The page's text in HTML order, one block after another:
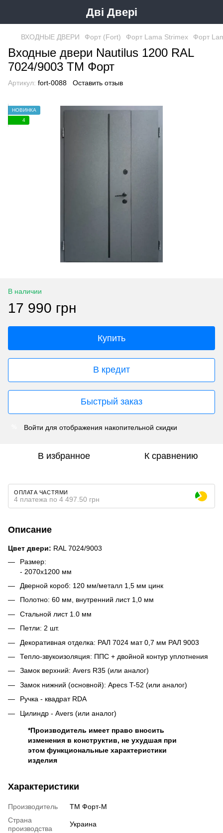
Дві Двері
ВХОДНЫЕ ДВЕРИ Форт (Fort) Форт Lama Strimeх Форт
Входные двери Nautilus 1200 RAL
7024/9003 ТМ Форт
Артикул: fort-0088 Оставить отзыв
НОВИНКА
4
В наличии
17 990 грн
Купить
В кредит
Быстрый заказ
Войти для отображения накопительной скидки
В избранное К сравнению
ОПЛАТА ЧАСТЯМИ
4 платежа по 4 497.50 грн
Описание
Цвет двери: RAL 7024/9003
Размер:
- 2070х1200 мм
Дверной короб: 120 мм/металл 1,5 мм цинк
Полотно: 60 мм, внутренний лист 1,0 мм
Стальной лист 1.0 мм
Петли: 2 шт.
Декоративная отделка: РАЛ 7024 мат 0,7 мм РАЛ 9003
Тепло-звукоизоляция: ППС + двойной контур уплотнения
Замок верхний: Avers R35 (или аналог)
Замок нижний (основной): Apecs T-52 (или аналог)
Ручка - квадрат RDA
Цилиндр - Avers (или аналог)
*Производитель имеет право вносить
изменения в конструктив, не ухудшая при
этом функциональные характеристики
изделия
Характеристики
Производитель
ТМ Форт-М
Страна
производства
Украина